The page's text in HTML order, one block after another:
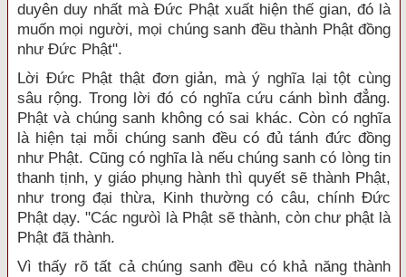
duyên duy nhất mà Đức Phật xuất hiện thế gian, đó là
muốn mọi người, mọi chúng sanh đều thành Phật đồng
như Đức Phật".
Lời Đức Phật thật đơn giản, mà ý nghĩa lại tột cùng
sâu rộng. Trong lời đó có nghĩa cứu cánh bình đẳng.
Phật và chúng sanh không có sai khác. Còn có nghĩa
là hiện tại mỗi chúng sanh đều có đủ tánh đức đồng
như Phật. Cũng có nghĩa là nếu chúng sanh có lòng tin
thanh tịnh, y giáo phụng hành thì quyết sẽ thành Phật,
như trong đại thừa, Kinh thường có câu, chính Đức
Phật dạy. "Các ngưòì là Phật sẽ thành, còn chư phật là
Phật đã thành.
Vì thấy rõ tất cả chúng sanh đều có khả năng thành